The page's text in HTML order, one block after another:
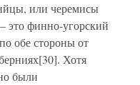
или черемисы
это финно-угорский
обе стороны от
Хотя
были